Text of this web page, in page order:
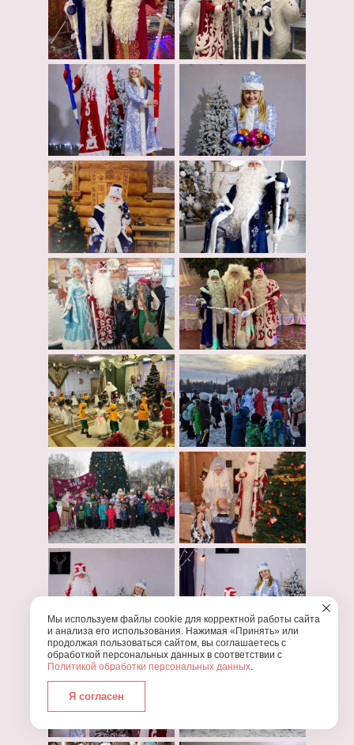
Мы используем файлы cookie для корректной работы сайта
и анализа его использования. Нажимая «Принять» или
продолжая пользоваться сайтом, вы соглашаетесь с
обработкой персональных данных в соответствии с
Политикой обработки персональных данных.
Я согласен